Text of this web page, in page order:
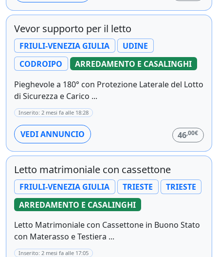
Vevor supporto per il letto
FRIULI-VENEZIA GIULIA
UDINE
CODROIPO
ARREDAMENTO E CASALINGHI
Pieghevole a 180° con Protezione Laterale del Lotto
di Sicurezza e Carico ...
Inserito: 2 mesi fa alle 18:28
VEDI ANNUNCIO 46,00€
Letto matrimoniale con cassettone
FRIULI-VENEZIA GIULIA TRIESTE
TRIESTE
ARREDAMENTO E CASALINGHI
Letto Matrimoniale con Cassettone in Buono Stato
con Materasso e Testiera ...
Inserito: 2 mesi fa alle 17:05